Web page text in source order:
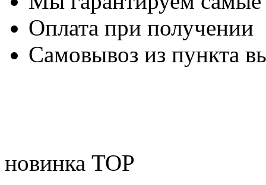
Оплата при получении
Самовывоз из пункта
новинка TOP